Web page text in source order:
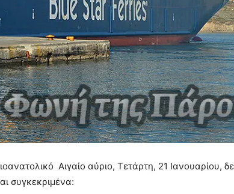
Αιγαίο αύριο, Τετάρτη, 21 Ιανουαρίου,
συγκεκριμένα: